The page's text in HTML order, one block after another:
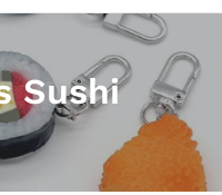
Sushi